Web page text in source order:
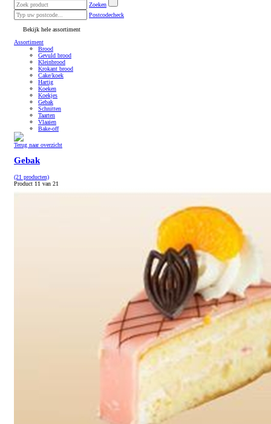
Zoeken
Postcodecheck
Bekijk hele assortiment
Assortiment
Brood
Gevuld brood
Kleinbrood
Krokant brood
Cake/koek
Hartig
Koeken
Koekjes
Gebak
Schnitten
Taarten
Vlaaien
Bake-off
Terug naar overzicht
Gebak
(21 producten)
Product 11 van 21